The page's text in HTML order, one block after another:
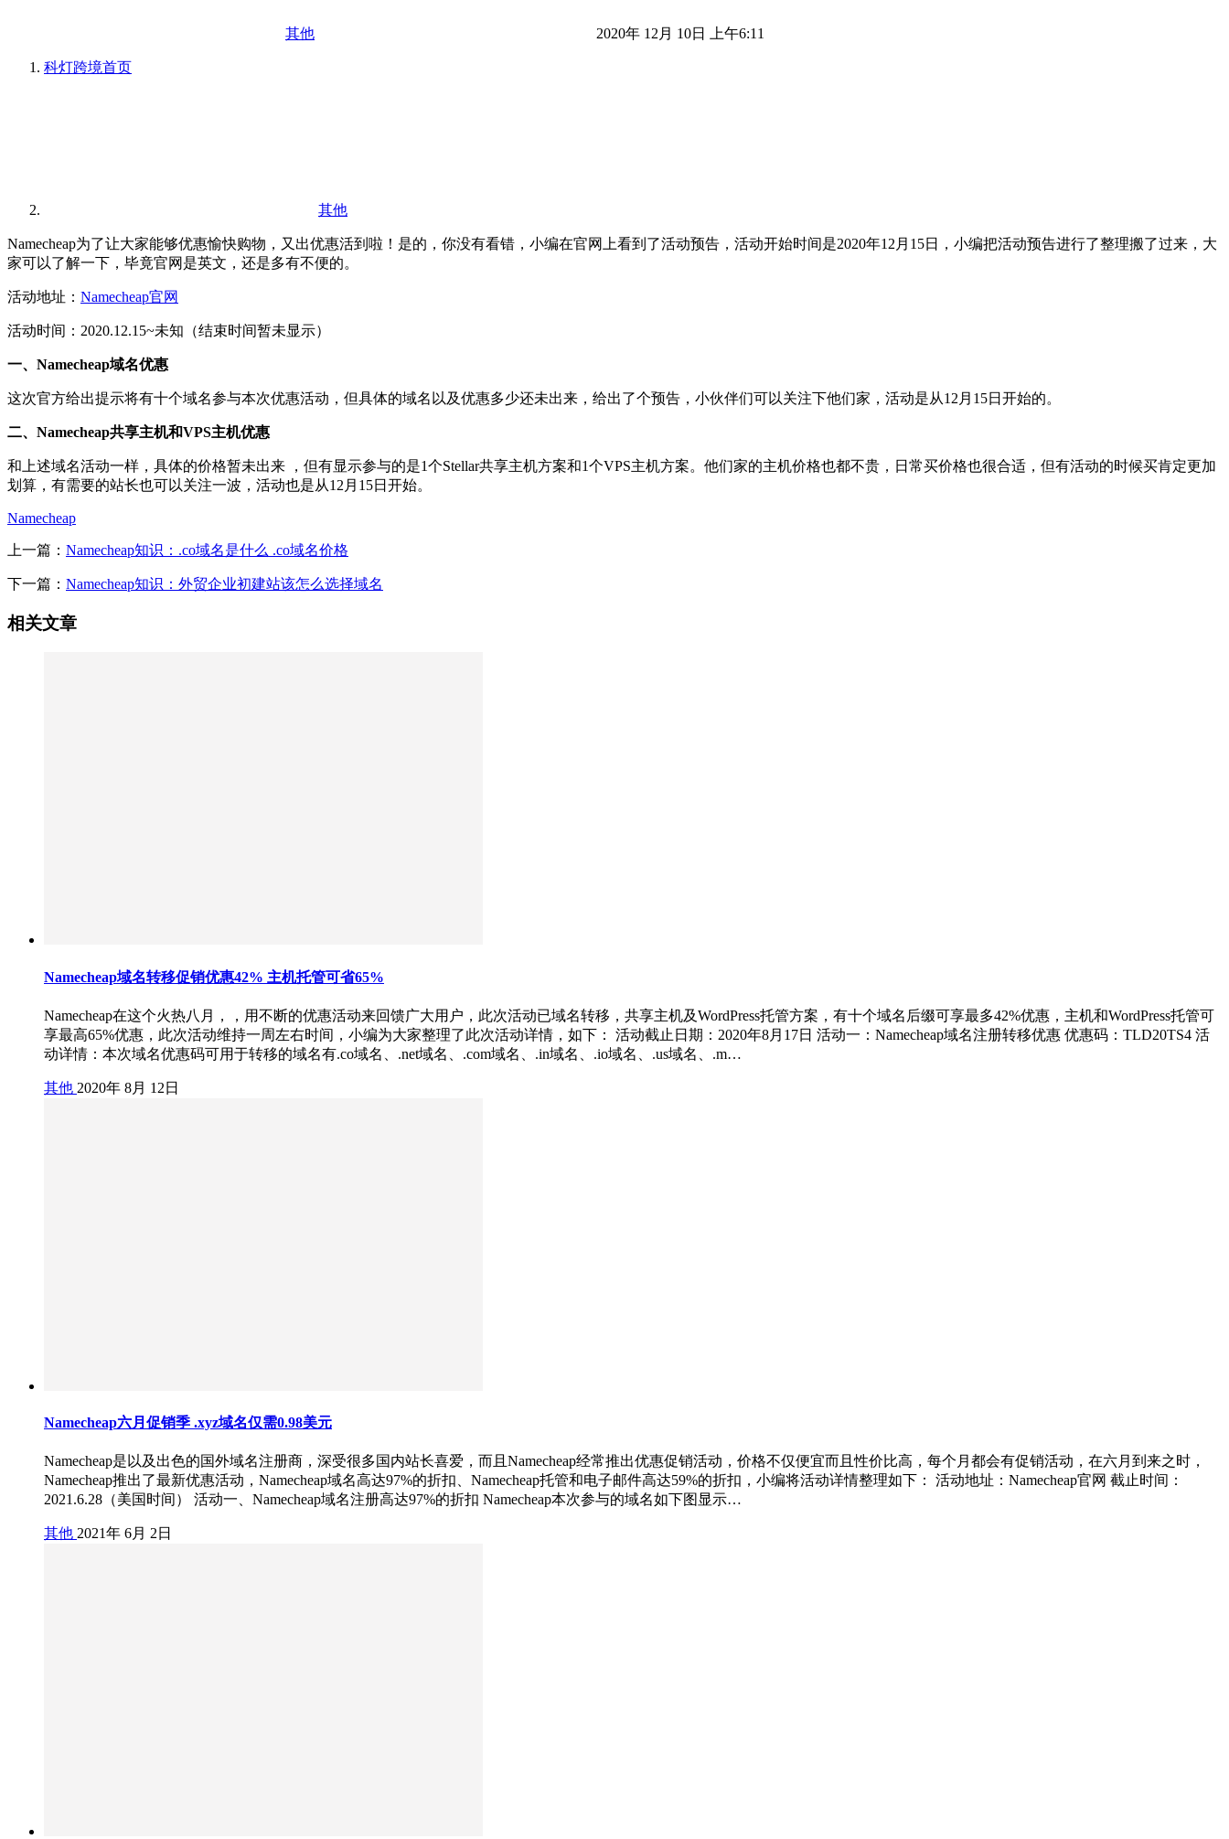
其他 2020年 12月 10日 上午6:11
科灯跨境首页
其他
Namecheap为了让大家能够优惠愉快购物，又出优惠活到啦！是的，你没有看错，小编在官网上看到了活动预告，活动开始时间是2020年12月15日，小编把活动预告进行了整理搬了过来，大
家可以了解一下，毕竟官网是英文，还是多有不便的。
活动地址： Namecheap官网
活动时间：2020.12.15~未知（结束时间暂未显示）
一、Namecheap域名优惠
这次官方给出提示将有十个域名参与本次优惠活动，但具体的域名以及优惠多少还未出来，给出了个预告，小伙伴们可以关注下他们家，活动是从12月15日开始的。
二、Namecheap共享主机和VPS主机优惠
和上述域名活动一样，具体的价格暂未出来 ，但有显示参与的是1个Stellar共享主机方案和1个VPS主机方案。他们家的主机价格也都不贵，日常买价格也很合适，但有活动的时候买肯定更加
划算，有需要的站长也可以关注一波，活动也是从12月15日开始。
Namecheap
上一篇： Namecheap知识：.co域名是什么 .co域名价格
下一篇： Namecheap知识：外贸企业初建站该怎么选择域名
相关文章
Namecheap域名转移促销优惠42% 主机托管可省65%
Namecheap在这个火热八月，，用不断的优惠活动来回馈广大用户，此次活动已域名转移，共享主机及WordPress托管方案，有十个域名后缀可享最多42%优惠，主机和WordPress托管可
享最高65%优惠，此次活动维持一周左右时间，小编为大家整理了此次活动详情，如下： 活动截止日期：2020年8月17日 活动一：Namecheap域名注册转移优惠 优惠码：TLD20TS4 活
动详情：本次域名优惠码可用于转移的域名有.co域名、.net域名、.com域名、.in域名、.io域名、.us域名、.m…
其他 2020年 8月 12日
Namecheap六月促销季 .xyz域名仅需0.98美元
Namecheap是以及出色的国外域名注册商，深受很多国内站长喜爱，而且Namecheap经常推出优惠促销活动，价格不仅便宜而且性价比高，每个月都会有促销活动，在六月到来之时，
Namecheap推出了最新优惠活动，Namecheap域名高达97%的折扣、Namecheap托管和电子邮件高达59%的折扣，小编将活动详情整理如下： 活动地址：Namecheap官网 截止时间：
2021.6.28（美国时间） 活动一、Namecheap域名注册高达97%的折扣 Namecheap本次参与的域名如下图显示…
其他 2021年 6月 2日